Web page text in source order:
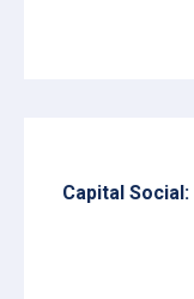
Capital Social: